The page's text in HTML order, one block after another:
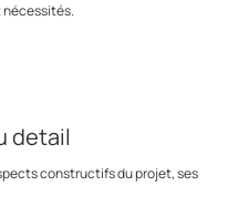
nécessités.
detail
constructifs du projet, ses